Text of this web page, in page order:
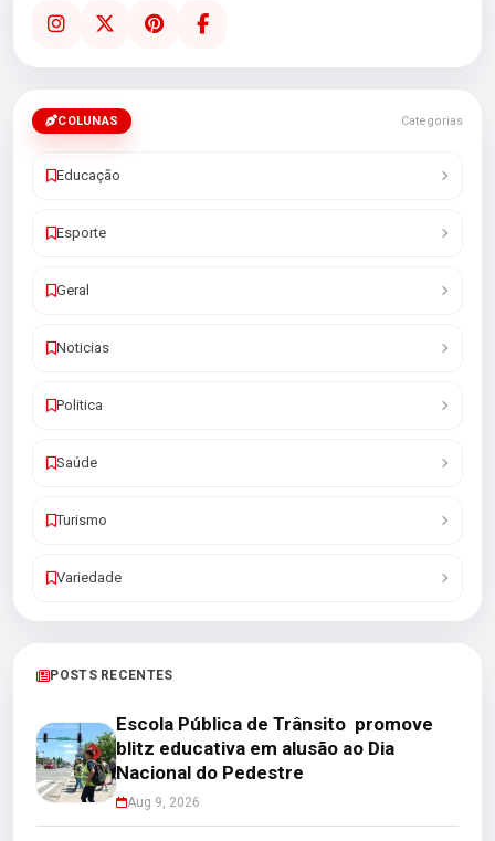
COLUNAS Categorias
Educação
Esporte
Geral
Noticias
Politica
Saúde
Turismo
Variedade
POSTS RECENTES
Escola Pública de Trânsito promove
blitz educativa em alusão ao Dia
Nacional do Pedestre
Aug 9, 2026